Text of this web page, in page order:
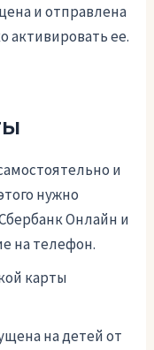
и отправлена
активировать ее.
и
нужно
Онлайн и
на телефон.
карты
на детей от